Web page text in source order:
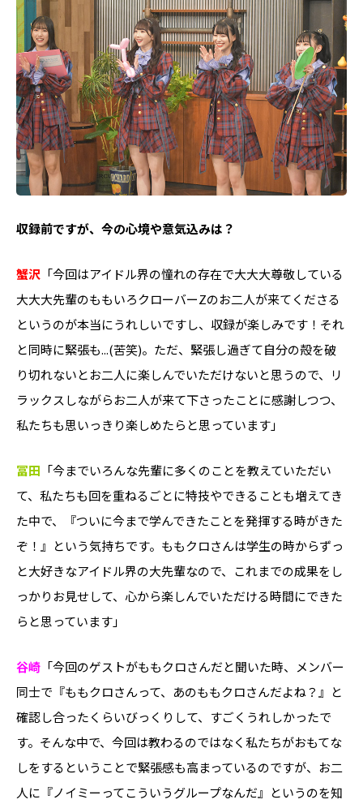
――収録前ですが、今の心境や意気込みは？
蟹沢 「今回はアイドル界の憧れの存在で大大大尊敬している
大大大先輩のももいろクローバーZのお二人が来てくださる
というのが本当にうれしいですし、収録が楽しみです！それ
と同時に緊張も...(苦笑)。ただ、緊張し過ぎて自分の殻を破
り切れないとお二人に楽しんでいただけないと思うので、リ
ラックスしながらお二人が来て下さったことに感謝しつつ、
私たちも思いっきり楽しめたらと思っています」
冨田 「今までいろんな先輩に多くのことを教えていただい
て、私たちも回を重ねるごとに特技やできることも増えてき
た中で、『ついに今まで学んできたことを発揮する時がきた
ぞ！』という気持ちです。ももクロさんは学生の時からずっ
と大好きなアイドル界の大先輩なので、これまでの成果をし
っかりお見せして、心から楽しんでいただける時間にできた
らと思っています」
谷崎 「今回のゲストがももクロさんだと聞いた時、メンバー
同士で『ももクロさんって、あのももクロさんだよね？』と
確認し合ったくらいびっくりして、すごくうれしかったで
す。そんな中で、今回は教わるのではなく私たちがおもてな
しをするということで緊張感も高まっているのですが、お二
人に『ノイミーってこういうグループなんだ』というのを知